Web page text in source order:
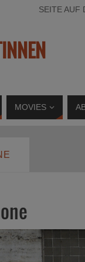
SEITE AUF
MOVIES